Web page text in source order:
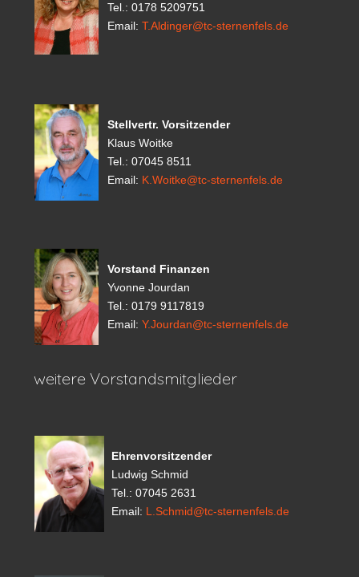
Tel.: 0178 5209751
Email: T.Aldinger@tc-sternenfels.de
Stellvertr. Vorsitzender
Klaus Woitke
Tel.: 07045 8511
Email: K.Woitke@tc-sternenfels.de
Vorstand Finanzen
Yvonne Jourdan
Tel.: 0179 9117819
Email: Y.Jourdan@tc-sternenfels.de
weitere Vorstandsmitglieder
Ehrenvorsitzender
Ludwig Schmid
Tel.: 07045 2631
Email: L.Schmid@tc-sternenfels.de